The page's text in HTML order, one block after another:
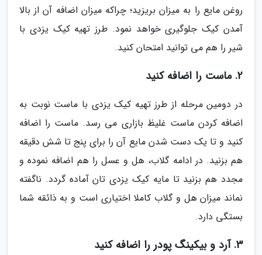
روغن مایع را به میزان بریزید؛ چراکه میزان اضافه آن از بالا
آمدن کیک جلوگیری خواهد نمود. طرز تهیه کیک یزدی با
شیر را هم می توانید امتحان کنید.
2. ماست را اضافه کنید
در دومین مرحله از طرز تهیه کیک یزدی با ماست نوبت به
اضافه کردن ماست غلیظ بازاری می رسد. ماست را اضافه
کنید و تا یک دست شدن مایع آن را برای پنج تا شش دقیقه
هم بزنید. در ادامه گلاب، هل و عسل را هم اضافه نموده و
مجدد هم بزنید تا مایه کیک یزدی تان آماده گردد. ناگفته
نماند میزان هل و گلاب کاملا اختیاری است و به ذائقه شما
بستگی دارد.
3. آرد و بیکینگ پودر را اضافه کنید